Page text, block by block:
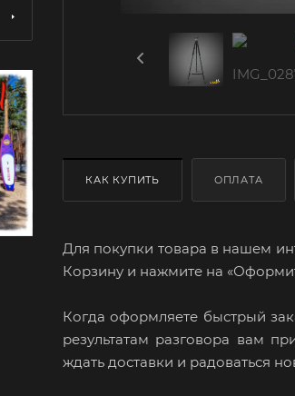
КАК КУПИТЬ ОПЛАТА
Для покупки товара в нашем
Корзину и нажмите на
Когда оформляете быстрый
результатам разговора вам
ждать доставки и радоваться